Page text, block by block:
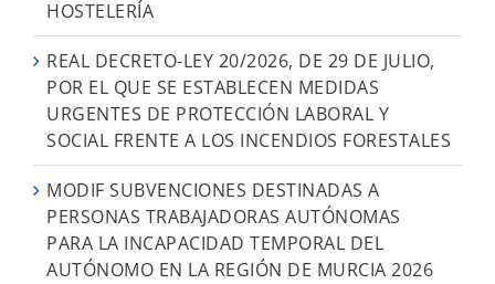
HOSTELERÍA
REAL DECRETO-LEY 20/2026, DE 29 DE JULIO,
POR EL QUE SE ESTABLECEN MEDIDAS
URGENTES DE PROTECCIÓN LABORAL Y
SOCIAL FRENTE A LOS INCENDIOS FORESTALES
MODIF SUBVENCIONES DESTINADAS A
PERSONAS TRABAJADORAS AUTÓNOMAS
PARA LA INCAPACIDAD TEMPORAL DEL
AUTÓNOMO EN LA REGIÓN DE MURCIA 2026